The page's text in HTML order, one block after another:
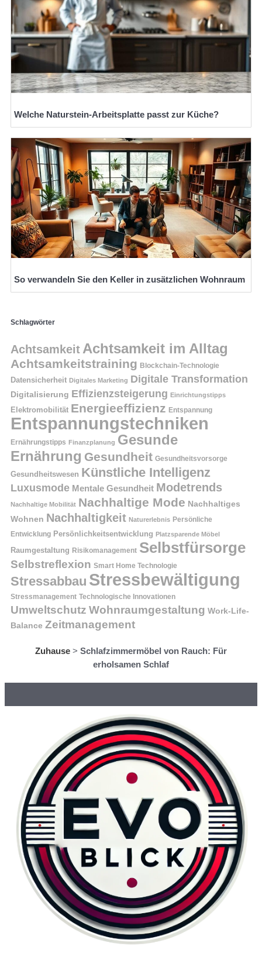
Welche Naturstein-Arbeitsplatte passt zur Küche?
So verwandeln Sie den Keller in zusätzlichen Wohnraum
Schlagwörter
Achtsamkeit Achtsamkeit im Alltag
Achtsamkeitstraining Blockchain-Technologie
Datensicherheit Digitales Marketing Digitale Transformation
Digitalisierung Effizienzsteigerung Einrichtungstipps
Elektromobilität Energieeffizienz Entspannung
Entspannungstechniken
Ernährungstipps Finanzplanung Gesunde
Ernährung Gesundheit Gesundheitsvorsorge
Gesundheitswesen Künstliche Intelligenz
Luxusmode Mentale Gesundheit Modetrends
Nachhaltige Mobilität Nachhaltige Mode Nachhaltiges
Wohnen Nachhaltigkeit Naturerlebnis Persönliche
Entwicklung Persönlichkeitsentwicklung Platzsparende Möbel
Raumgestaltung Risikomanagement Selbstfürsorge
Selbstreflexion Smart Home Technologie
Stressabbau Stressbewältigung
Stressmanagement Technologische Innovationen
Umweltschutz Wohnraumgestaltung Work-Life-
Balance Zeitmanagement
Zuhause > Schlafzimmermöbel von Rauch: Für
erholsamen Schlaf